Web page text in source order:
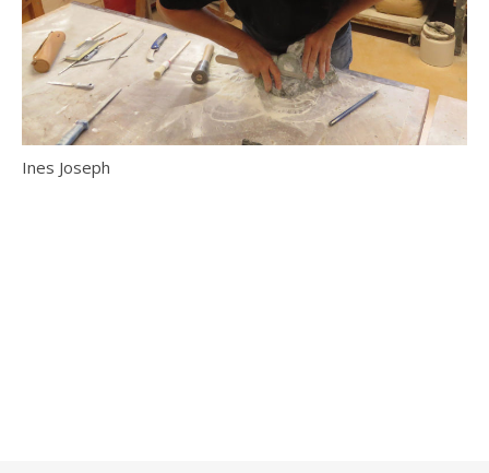
Ines Joseph